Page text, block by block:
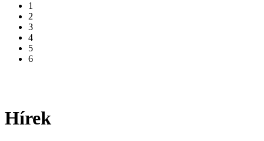
1
2
3
4
5
6
Hírek